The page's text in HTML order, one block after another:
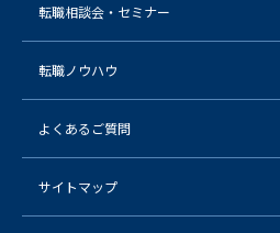
転職相談会・セミナー
転職ノウハウ
よくあるご質問
サイトマップ